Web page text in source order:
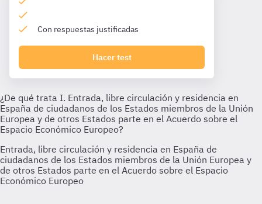
Con respuestas justificadas
Hacer test